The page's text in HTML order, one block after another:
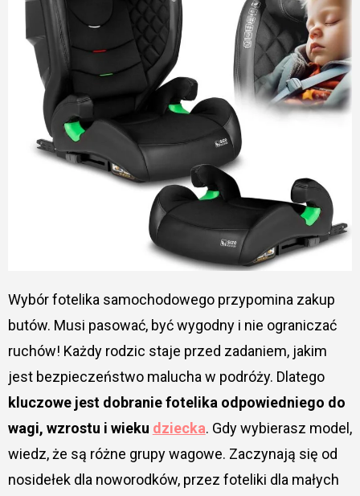
Wybór fotelika samochodowego przypomina zakup
butów. Musi pasować, być wygodny i nie ograniczać
ruchów! Każdy rodzic staje przed zadaniem, jakim
jest bezpieczeństwo malucha w podróży. Dlatego
kluczowe jest dobranie fotelika odpowiedniego do
wagi, wzrostu i wieku dziecka. Gdy wybierasz model,
wiedz, że są różne grupy wagowe. Zaczynają się od
nosidełek dla noworodków, przez foteliki dla małych